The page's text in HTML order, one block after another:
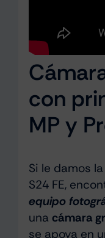
con
MP y
Si le damos
S24 FE,
equipo
una cámara
se apoya en